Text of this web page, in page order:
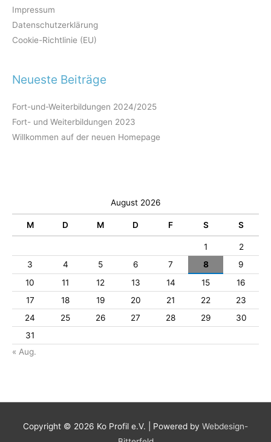
Impressum
Datenschutzerklärung
Cookie-Richtlinie (EU)
Neueste Beiträge
Fort-und-Weiterbildungen 2024/2025
Fort- und Weiterbildungen 2023
Willkommen auf der neuen Homepage
August 2026
M D M D F S S
1
2
3
4 5 6 7 8
9
10
11 12 13 14 15
16
17
18 19 20 21 22
23
24
25 26 27 28 29
30
31
« Aug.
Copyright © 2026 Ko Profil e.V. | Powered by Webdesign-